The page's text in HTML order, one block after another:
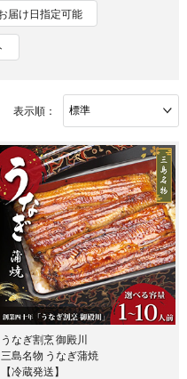
届け日指定可能
表示順：
うなぎ割烹 御殿川
三島名物 うなぎ蒲焼
【冷蔵発送】